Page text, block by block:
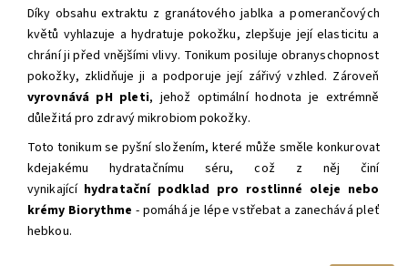
Díky obsahu extraktu z granátového jablka a pomerančových
květů vyhlazuje a hydratuje pokožku, zlepšuje její elasticitu a
chrání ji před vnějšími vlivy. Tonikum posiluje obranyschopnost
pokožky, zklidňuje ji a podporuje její zářivý vzhled. Zároveň
vyrovnává pH pleti, jehož optimální hodnota je extrémně
důležitá pro zdravý mikrobiom pokožky.
Toto tonikum se pyšní složením, které může směle konkurovat
kdejakému hydratačnímu séru, což z něj činí
vynikající hydratační podklad pro rostlinné oleje nebo
krémy Biorythme - pomáhá je lépe vstřebat a zanechává pleť
hebkou.